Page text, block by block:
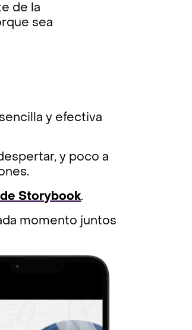
de la
sea
y efectiva
y poco a
Storybook.
momento juntos